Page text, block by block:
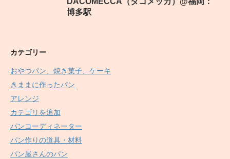
博多駅
カテゴリー
おやつパン、焼き菓子、ケーキ
きままに作ったパン
アレンジ
カテゴリを追加
パンコーディネーター
パン作りの道具・材料
パン屋さんのパン